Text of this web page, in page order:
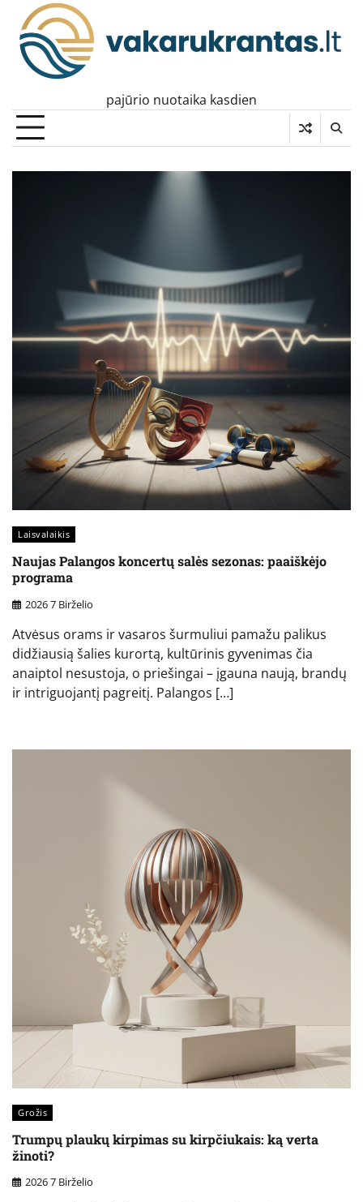
content
pajūrio nuotaika kasdien
Laisvalaikis
Naujas Palangos koncertų salės sezonas: paaiškėjo
programa
2026 7 Birželio
Atvėsus orams ir vasaros šurmuliui pamažu palikus
didžiausią šalies kurortą, kultūrinis gyvenimas čia
anaiptol nesustoja, o priešingai – įgauna naują, brandų
ir intriguojantį pagreitį. Palangos […]
Grožis
Trumpų plaukų kirpimas su kirpčiukais: ką verta
žinoti?
2026 7 Birželio